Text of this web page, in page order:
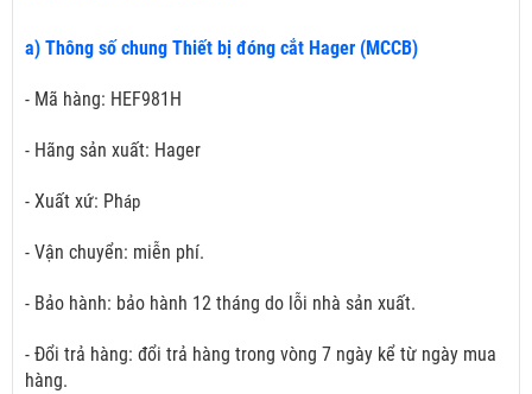
a) Thông số chung Thiết bị đóng cắt Hager (MCCB)
- Mã hàng: HEF981H
- Hãng sản xuất: Hager
- Xuất xứ: Pháp
- Vận chuyển: miễn phí.
- Bảo hành: bảo hành 12 tháng do lỗi nhà sản xuất.
- Đổi trả hàng: đổi trả hàng trong vòng 7 ngày kể từ ngày mua
hàng.